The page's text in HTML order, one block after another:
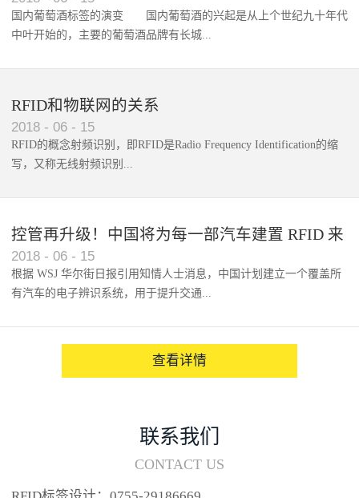
国内葡萄酒标签的演变 国内葡萄酒的兴起是从上个世纪九十年代
中叶开始的，主要的葡萄酒品牌有长城...
RFID和物联网的关系
2018 - 06 - 15
RFID的概念射频识别，即RFID是Radio Frequency Identification的缩
写，又称无线射频识别...
控管再升级！中国将为每一部汽车建置 RFID 来
架构辨识系统
2018 - 06 - 15
根据 WSJ 华尔街日报引用知情人士消息，中国计划建立一个覆盖所
有汽车的电子辨识系统，用于提升交通...
查看详情
联系我们
CONTACT US